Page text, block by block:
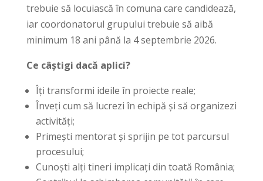
trebuie să locuiască în comuna care candidează,
iar coordonatorul grupului trebuie să aibă
minimum 18 ani până la 4 septembrie 2026.
Ce câștigi dacă aplici?
Îți transformi ideile în proiecte reale;
Înveți cum să lucrezi în echipă și să organizezi
activități;
Primești mentorat și sprijin pe tot parcursul
procesului;
Cunoști alți tineri implicați din toată România;